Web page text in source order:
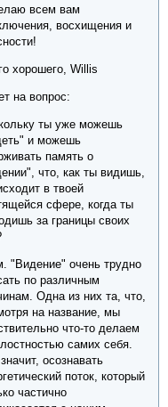
всем вам
восхищения и
хорошего, Willis
на вопрос:
ты уже можешь
и можешь
память о
что, как ты видишь,
в твоей
сфере, когда ты
за границы своих
"Видение" очень трудно
по различным
Одна из них та, что,
на название, мы
что-то делаем
самих себя.
осознавать
поток, который
частично